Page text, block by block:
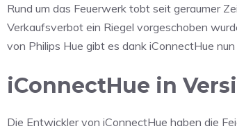
Rund um das Feuerwerk tobt seit geraumer
Verkaufsverbot ein Riegel vorgeschoben
von Philips Hue gibt es dank iConnectHue
iConnectHue in
Die Entwickler von iConnectHue haben die